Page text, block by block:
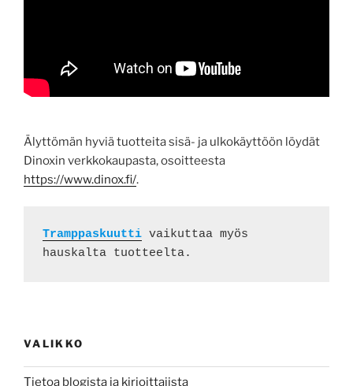
Älyttömän hyviä tuotteita sisä- ja ulkokäyttöön löydät
Dinoxin verkkokaupasta, osoitteesta
https://www.dinox.fi/.
Tramppaskuutti vaikuttaa myös
hauskalta tuotteelta.
VALIKKO
Tietoa blogista ja kirjoittajista